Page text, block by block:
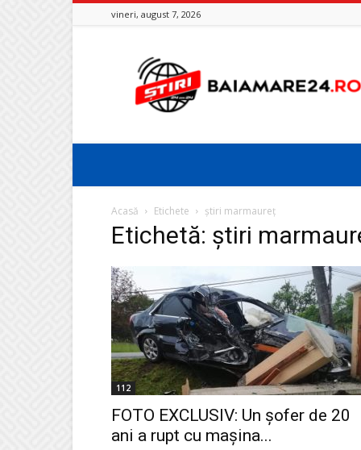
vineri, august 7, 2026
Baia
Mare
24
Acasă Etichete știri marmaureț
Etichetă: știri
112
FOTO EXCLUSIV: Un șofer de 20
ani a rupt cu mașina...